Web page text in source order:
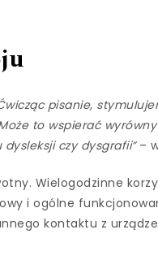
pisanie,
to wspierać
czy dysgrafii”–
Wielogodzinne
i ogólne
kontaktu z